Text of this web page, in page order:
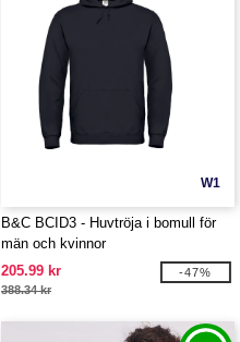
W1
B&C BCID3 - Huvtröja i bomull för
män och kvinnor
205.99 kr
388.34 kr
-47%